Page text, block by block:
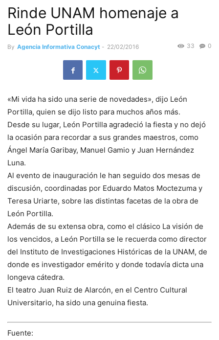
Rinde UNAM homenaje a
León Portilla
By Agencia Informativa Conacyt - 22/02/2016 0
33
«Mi vida ha sido una serie de novedades», dijo León
Portilla, quien se dijo listo para muchos años más.
Desde su lugar, León Portilla agradeció la fiesta y no dejó
la ocasión para recordar a sus grandes maestros, como
Ángel María Garibay, Manuel Gamio y Juan Hernández
Luna.
Al evento de inauguración le han seguido dos mesas de
discusión, coordinadas por Eduardo Matos Moctezuma y
Teresa Uriarte, sobre las distintas facetas de la obra de
León Portilla.
Además de su extensa obra, como el clásico La visión de
los vencidos, a León Portilla se le recuerda como director
del Instituto de Investigaciones Históricas de la UNAM, de
donde es investigador emérito y donde todavía dicta una
longeva cátedra.
El teatro Juan Ruiz de Alarcón, en el Centro Cultural
Universitario, ha sido una genuina fiesta.
Fuente: